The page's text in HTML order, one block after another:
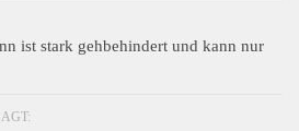
ist stark gehbehindert und kann nur